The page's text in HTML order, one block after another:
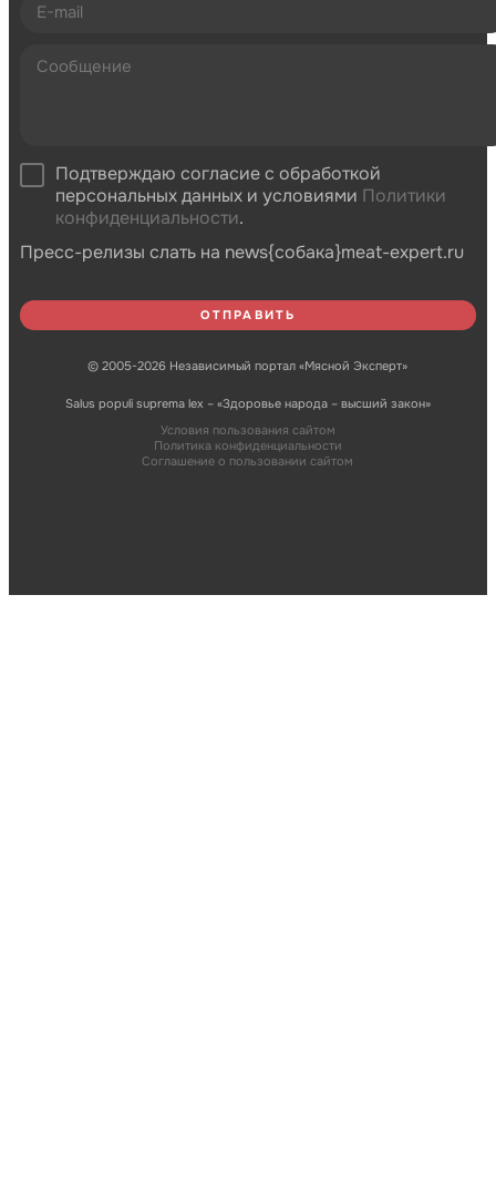
Подтверждаю согласие с обработкой
персональных данных и условиями Политики
конфиденциальности.
Пресс-релизы слать на news{собака}meat-expert.ru
© 2005-2026 Независимый портал «Мясной Эксперт»
Salus populi suprema lex – «Здоровье народа – высший закон»
Условия пользования сайтом
Политика конфиденциальности
Соглашение о пользовании сайтом